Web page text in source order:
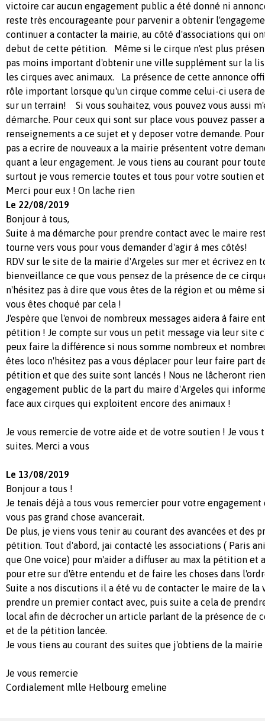
victoire car aucun engagement public a été donné ni
reste très encourageante pour parvenir a obtenir
continuer a contacter la mairie, au côté d'associations qui
debut de cette pétition. Même si le cirque n'est plus
pas moins important d'obtenir une ville supplément sur la
les cirques avec animaux. La présence de cette annonce
rôle important lorsque qu'un cirque comme celui-ci usera
sur un terrain! Si vous souhaitez, vous pouvez vous aussi
démarche. Pour ceux qui sont sur place vous pouvez passer
renseignements a ce sujet et y deposer votre demande.
pas a ecrire de nouveaux a la mairie présentent votre
quant a leur engagement. Je vous tiens au courant pour
surtout je vous remercie toutes et tous pour votre soutien
Merci pour eux ! On lache rien
Le 22/08/2019
Bonjour à tous,
Suite à ma démarche pour prendre contact avec le maire
tourne vers vous pour vous demander d'agir à mes côtés!
RDV sur le site de la mairie d'Argeles sur mer et écrivez en
bienveillance ce que vous pensez de la présence de ce
n'hésitez pas à dire que vous êtes de la région et ou même
vous êtes choqué par cela !
J'espère que l'envoi de nombreux messages aidera à faire
pétition ! Je compte sur vous un petit message via leur site
peux faire la différence si nous somme nombreux et
êtes loco n'hésitez pas a vous déplacer pour leur faire part
pétition et que des suite sont lancés ! Nous ne lâcheront
engagement public de la part du maire d'Argeles qui
face aux cirques qui exploitent encore des animaux !
Je vous remercie de votre aide et de votre soutien ! Je vous
suites. Merci a vous
Le 13/08/2019
Bonjour a tous !
Je tenais déjà a tous vous remercier pour votre
vous pas grand chose avancerait.
De plus, je viens vous tenir au courant des avancées et des
pétition. Tout d'abord, jai contacté les associations ( Paris
que One voice) pour m'aider a diffuser au max la pétition et
pour etre sur d'être entendu et de faire les choses dans
Suite a nos discutions il a été vu de contacter le maire de la
prendre un premier contact avec, puis suite a cela de
local afin de décrocher un article parlant de la présence de
et de la pétition lancée.
Je vous tiens au courant des suites que j'obtiens de la mairie
Je vous remercie
Cordialement mlle Helbourg emeline